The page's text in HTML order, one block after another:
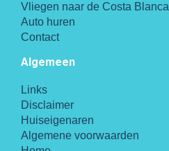
Vliegen naar de Costa Blanca
Auto huren
Contact
Algemeen
Links
Disclaimer
Huiseigenaren
Algemene voorwaarden